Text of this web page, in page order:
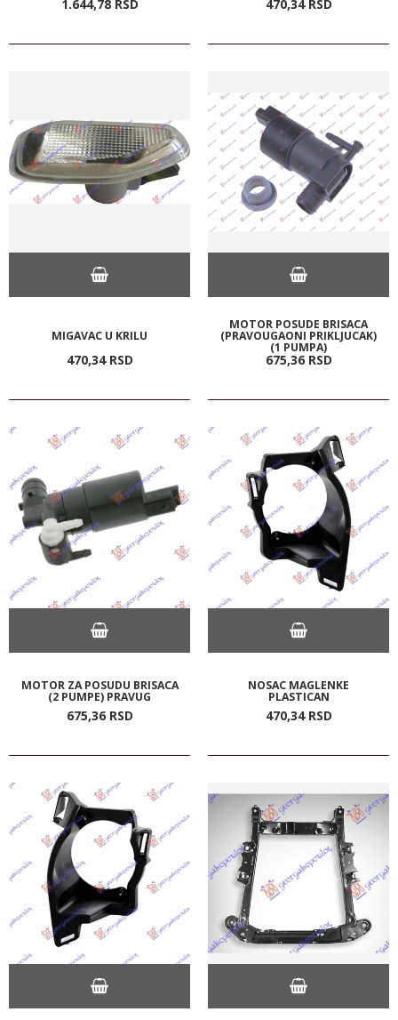
1.644,78 RSD 470,34 RSD
MIGAVAC U KRILU
470,34 RSD
MOTOR POSUDE BRISACA
(PRAVOUGAONI PRIKLJUCAK)
(1 PUMPA)
675,36 RSD
MOTOR ZA POSUDU BRISACA
(2 PUMPE) PRAVUG
675,36 RSD
NOSAC MAGLENKE
PLASTICAN
470,34 RSD